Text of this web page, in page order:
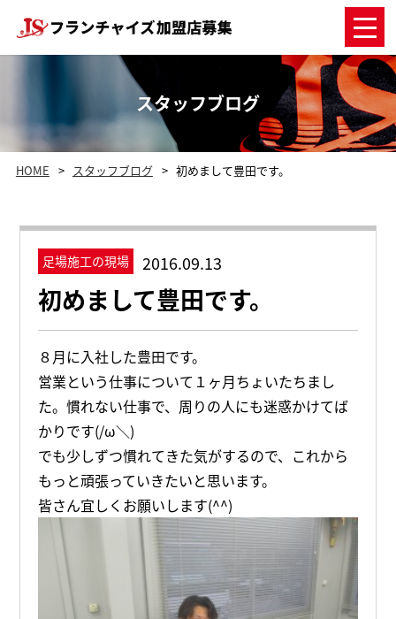
スタッフブログ
HOME スタッフブログ 初めまして豊田です。
足場施工の現場 2016.09.13
初めまして豊田です。
８月に入社した豊田です。
営業という仕事について１ヶ月ちょいたちまし
た。慣れない仕事で、周りの人にも迷惑かけてば
かりです(/ω＼)
でも少しずつ慣れてきた気がするので、これから
もっと頑張っていきたいと思います。
皆さん宜しくお願いします(^^)